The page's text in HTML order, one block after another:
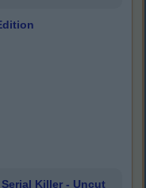
Killer - Uncut